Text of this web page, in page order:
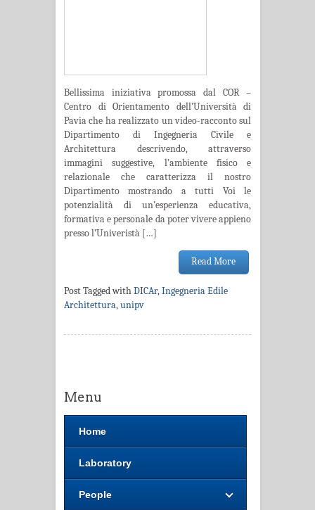
Bellissima iniziativa promossa dal COR –
Centro di Orientamento dell’Università di
Pavia che ha realizzato un video-racconto sul
Dipartimento di Ingegneria Civile e
Architettura descrivendo, attraverso
immagini suggestive, l’ambiente fisico e
relazionale che caratterizza il nostro
Dipartimento mostrando a tutti Voi le
potenzialità di un’esperienza educativa,
formativa e personale da poter vivere appieno
presso l’Univeristà […]
Read More
Post Tagged withDICAr,Ingegneria Edile
Architettura,unipv
Menu
Home
Laboratory
People